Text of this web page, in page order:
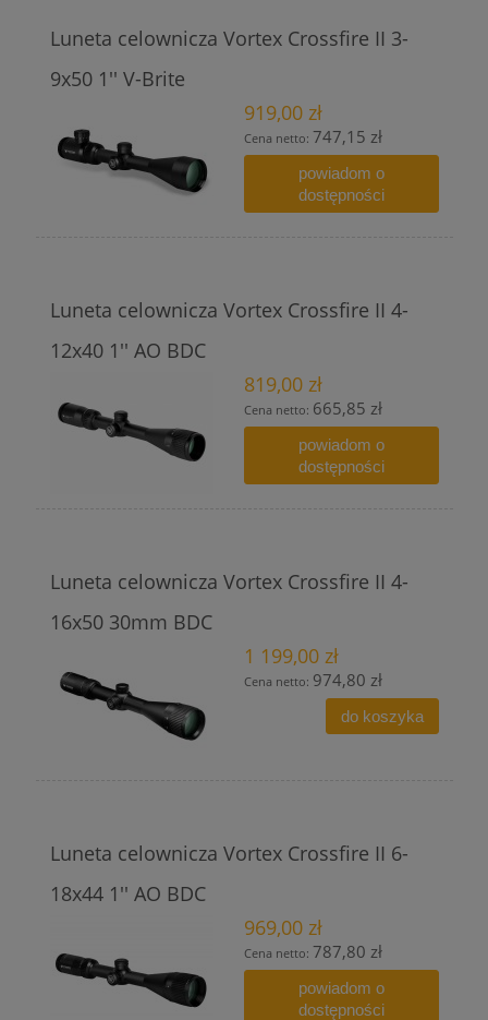
Luneta celownicza Vortex Crossfire II 3-
9x50 1'' V-Brite
919,00 zł
Cena netto: 747,15 zł
powiadom o
dostępności
Luneta celownicza Vortex Crossfire II 4-
12x40 1'' AO BDC
819,00 zł
Cena netto: 665,85 zł
powiadom o
dostępności
Luneta celownicza Vortex Crossfire II 4-
16x50 30mm BDC
1 199,00 zł
Cena netto: 974,80 zł
do koszyka
Luneta celownicza Vortex Crossfire II 6-
18x44 1'' AO BDC
969,00 zł
Cena netto: 787,80 zł
powiadom o
dostępności